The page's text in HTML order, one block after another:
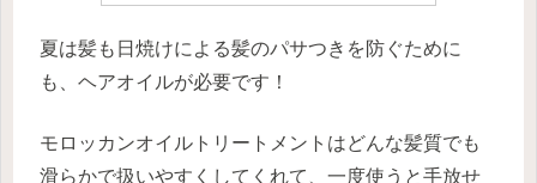
夏は髪も日焼けによる髪のパサつきを防ぐために
も、ヘアオイルが必要です！
モロッカンオイルトリートメントはどんな髪質でも
滑らかで扱いやすくしてくれて、一度使うと手放せ